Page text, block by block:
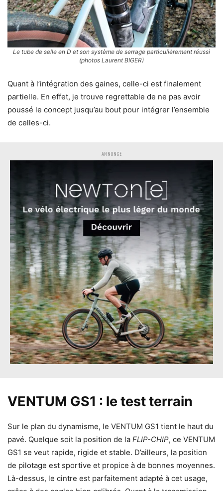
Le tube de selle en D et son système de serrage particulièrement réussi
(photos Laurent BIGER)
Quant à l’intégration des gaines, celle-ci est finalement
partielle. En effet, je trouve regrettable de ne pas avoir
poussé le concept jusqu’au bout pour intégrer l’ensemble
de celles-ci.
ANNONCE
VENTUM GS1 : le test terrain
Sur le plan du dynamisme, le VENTUM GS1 tient le haut du
pavé. Quelque soit la position de la FLIP-CHIP, ce VENTUM
GS1 se veut rapide, rigide et stable. D’ailleurs, la position
de pilotage est sportive et propice à de bonnes moyennes.
Là-dessus, le cintre est parfaitement adapté à cet usage,